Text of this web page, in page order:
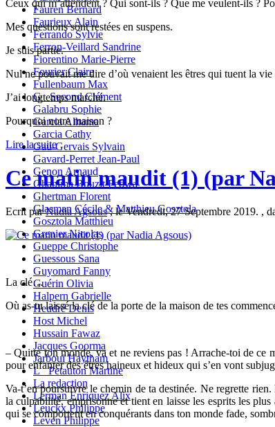
Fauren Bernard
Faurieux Alain
Ferrando Sylvie
Ferron-Veillard Sandrine
Fiorentino Marie-Pierre
Fourier Claire
Fullenbaum Max
G_ Second Clément
Galabru Sophie
Garcia Alhama
Garcia Cathy
Gau-Gervais Sylvain
Gavard-Perret Jean-Paul
Genon Arnaud
Ghanima Bouzit Fedwa
Ghertman Florent
Glasman Cécile & Matthieu Gosztola
Gosztola Matthieu
Grenier Nicolas
Gueppe Christophe
Guessous Sana
Guyomard Fanny
Guérin Olivia
Halpern Gabrielle
Heudré Denis
Host Michel
Hussain Fawaz
Jacques Goorma
Jarboui Haytham
L_ Petauton Martine
La redaction
Lerman Enriquez Alix
Leuckx Philippe
Leven Philippe
Ceux qui m’attendent ? Qui sont-ils ? Que me veulent-ils ?
Mes questions sont restées en suspens.
Je suis partie.
Nul ne pouvait me dire d’où venaient les êtres qui tuent la vie
J’ai longtemps marché.
Pourquoi notre maison ?
Lire la suite
Ce matin maudit (1) (par
Ecrit parNadia Agsous, le Vendredi, 27 Septembre 2019. ,
La clé…
Où as-tu laissé la clé de la porte de la maison de tes
– Quitte ton monde, va et ne reviens pas ! Arrache-toi de ce
pour enfanter des êtres haineux et hideux qui s’en vont
Va-t’en poursuivre le chemin de ta destinée. Ne regrette
la culpabilité, emprisonne et tient en laisse les esprits les
qui se comportent en conquérants dans ton monde fade,